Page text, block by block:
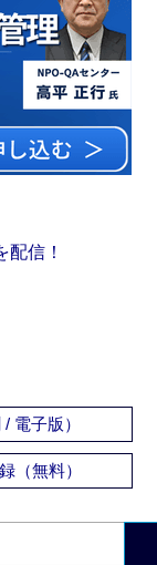
信！
電子版）
（無料）